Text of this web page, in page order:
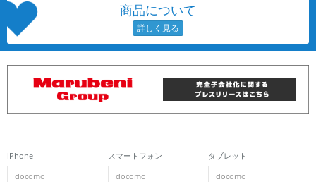
商品について
iPhone
docomo
スマートフォン
docomo
タブレット
docomo